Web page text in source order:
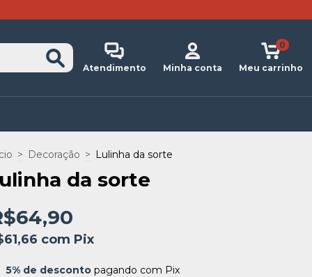
Atendimento Minha conta Meu carrinho
0
> Decoração > Lulinha da sorte
da sorte
com Pix
5% de descontopagando com Pix